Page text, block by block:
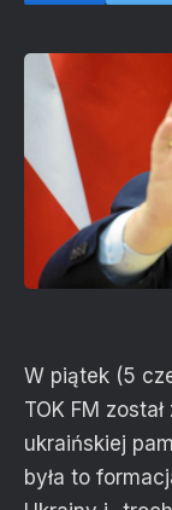
W piątek (5
TOK FM
ukraińskiej
była to